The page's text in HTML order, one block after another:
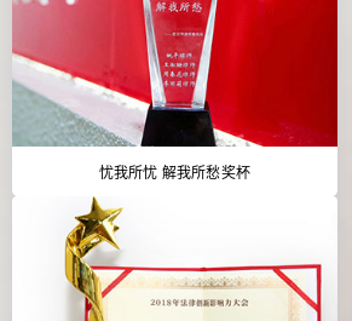
忧我所忧 解我所愁奖杯